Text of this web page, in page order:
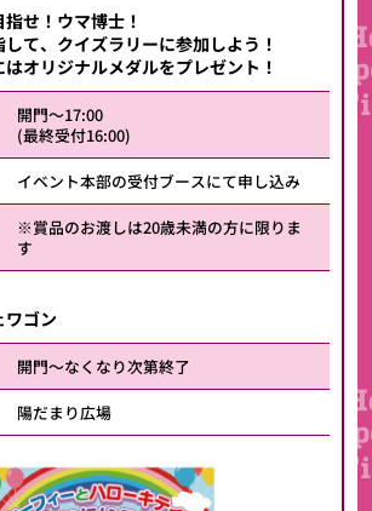
せ！ウマ博士！
て、クイズラリーに参加しよう！
オリジナルメダルをプレゼント！
開門～17:00
(最終受付16:00)
イベント本部の受付ブースにて申し込み
※賞品のお渡しは20歳未満の方に限りま
す
ワゴン
開門～なくなり次第終了
陽だまり広場